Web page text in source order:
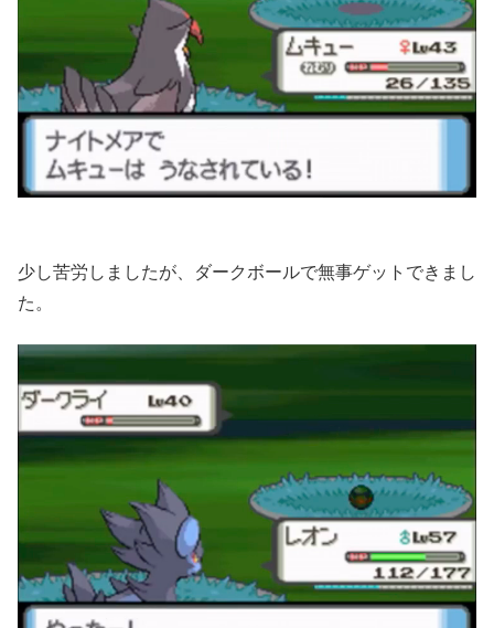
少し苦労しましたが、ダークボールで無事ゲットできまし
た。